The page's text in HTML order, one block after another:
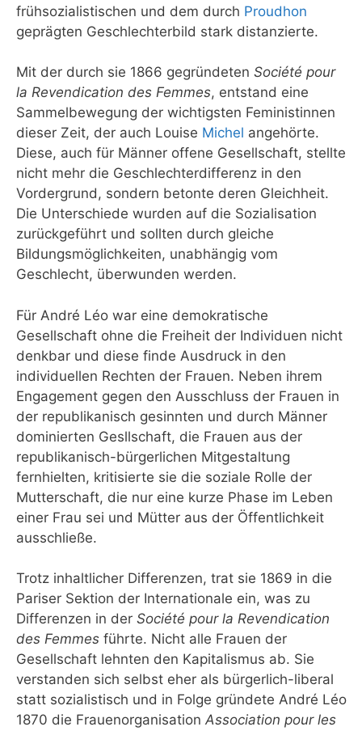
frühsozialistischen und dem durch Proudhon
geprägten Geschlechterbild stark distanzierte.
Mit der durch sie 1866 gegründeten Société pour
la Revendication des Femmes, entstand eine
Sammelbewegung der wichtigsten Feministinnen
dieser Zeit, der auch Louise Michel angehörte.
Diese, auch für Männer offene Gesellschaft, stellte
nicht mehr die Geschlechterdifferenz in den
Vordergrund, sondern betonte deren Gleichheit.
Die Unterschiede wurden auf die Sozialisation
zurückgeführt und sollten durch gleiche
Bildungsmöglichkeiten, unabhängig vom
Geschlecht, überwunden werden.
Für André Léo war eine demokratische
Gesellschaft ohne die Freiheit der Individuen nicht
denkbar und diese finde Ausdruck in den
individuellen Rechten der Frauen. Neben ihrem
Engagement gegen den Ausschluss der Frauen in
der republikanisch gesinnten und durch Männer
dominierten Gesllschaft, die Frauen aus der
republikanisch-bürgerlichen Mitgestaltung
fernhielten, kritisierte sie die soziale Rolle der
Mutterschaft, die nur eine kurze Phase im Leben
einer Frau sei und Mütter aus der Öffentlichkeit
ausschließe.
Trotz inhaltlicher Differenzen, trat sie 1869 in die
Pariser Sektion der Internationale ein, was zu
Differenzen in der Société pour la Revendication
des Femmes führte. Nicht alle Frauen der
Gesellschaft lehnten den Kapitalismus ab. Sie
verstanden sich selbst eher als bürgerlich-liberal
statt sozialistisch und in Folge gründete André Léo
1870 die Frauenorganisation Association pour les